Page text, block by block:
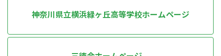
神奈川県立横浜緑ヶ丘高等学校ホームページ